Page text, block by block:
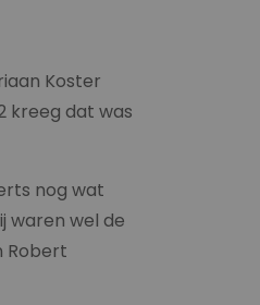
Koster
kreeg dat was
nog wat
waren wel de
Robert